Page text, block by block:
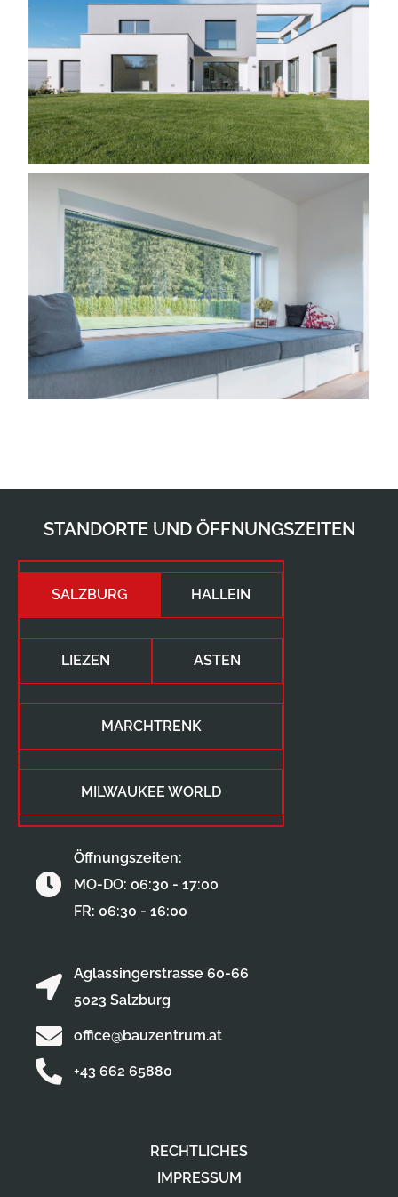
RECHTLICHES
IMPRESSUM
STANDORTE UND ÖFFNUNGSZEITEN
SALZBURG HALLEIN
LIEZEN ASTEN
MARCHTRENK
MILWAUKEE WORLD
Aglassingerstrasse 60-66
5023 Salzburg
office@bauzentrum.at
+43 662 65880
Öffnungszeiten:
MO-DO: 06:30 - 17:00
FR: 06:30 - 16:00